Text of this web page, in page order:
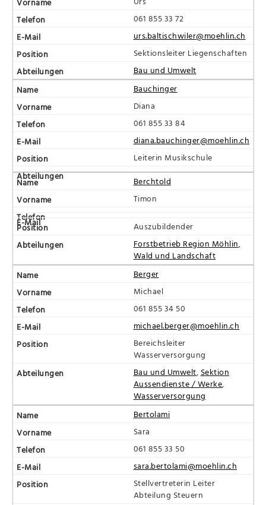
061 855 33 72
urs.baltischwiler@moehlin.ch
Sektionsleiter Liegenschaften
Bau und Umwelt
Bauchinger
Diana
061 855 33 84
diana.bauchinger@moehlin.ch
Leiterin Musikschule
Berchtold
Timon
Auszubildender
Forstbetrieb Region Möhlin,
Wald und Landschaft
Berger
Michael
061 855 34 50
michael.berger@moehlin.ch
Bereichsleiter
Wasserversorgung
Bau und Umwelt, Sektion
Aussendienste / Werke,
Wasserversorgung
Bertolami
Sara
061 855 33 50
sara.bertolami@moehlin.ch
Stellvertreterin Leiter
Abteilung Steuern